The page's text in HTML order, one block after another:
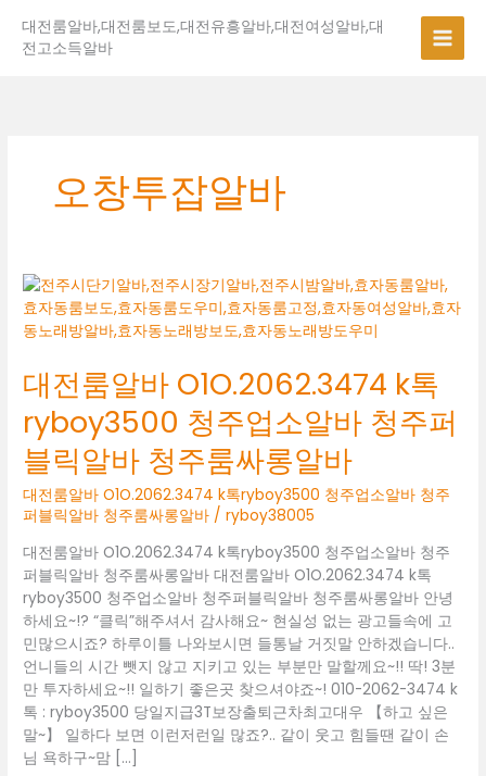
대전룸알바,대전룸보도,대전유흥알바,대전여성알바,대
전고소득알바
오창투잡알바
대전룸알바 O1O.2062.3474 k톡
ryboy3500 청주업소알바 청주퍼
블릭알바 청주룸싸롱알바
대전룸알바 O1O.2062.3474 k톡ryboy3500 청주업소알바 청주
퍼블릭알바 청주룸싸롱알바 /ryboy38005
대전룸알바 O1O.2062.3474 k톡ryboy3500 청주업소알바 청주
퍼블릭알바 청주룸싸롱알바 대전룸알바 O1O.2062.3474 k톡
ryboy3500 청주업소알바 청주퍼블릭알바 청주룸싸롱알바 안녕
하세요~!? “클릭”해주셔서 감사해요~ 현실성 없는 광고들속에 고
민많으시죠? 하루이틀 나와보시면 들통날 거짓말 안하겠습니다..
언니들의 시간 뺏지 않고 지키고 있는 부분만 말할께요~!! 딱! 3분
만 투자하세요~!! 일하기 좋은곳 찾으셔야죠~! 010-2062-3474 k
톡 : ryboy3500 당일지급3T보장출퇴근차최고대우 【하고 싶은
말~】 일하다 보면 이런저런일 많죠?.. 같이 웃고 힘들땐 같이 손
님 욕하구~맘 […]
대
전
룸
바
O1O.2062.3474
k
톡
ryboy3500
청
주
소
알
바
청
주
퍼
블
릭
알
바